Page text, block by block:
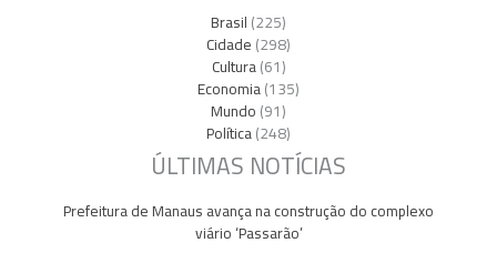
Brasil(225)
Cidade(298)
Cultura(61)
Economia(135)
Mundo(91)
Política(248)
ÚLTIMAS NOTÍCIAS
Prefeitura de Manaus avança na construção do complexo
viário ‘Passarão’